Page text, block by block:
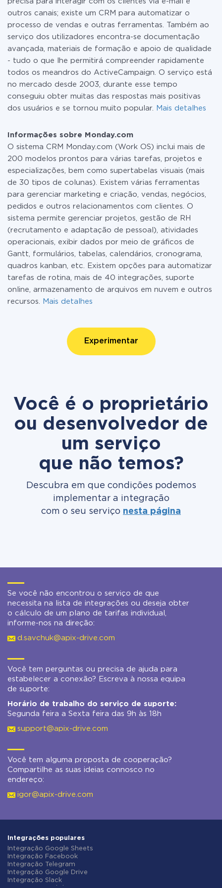
outros canais; existe um CRM para automatizar o
processo de vendas e outras ferramentas. Também ao
serviço dos utilizadores encontra-se documentação
avançada, materiais de formação e apoio de qualidade
- tudo o que lhe permitirá compreender rapidamente
todos os meandros do ActiveCampaign. O serviço está
no mercado desde 2003, durante esse tempo
conseguiu obter muitas das respostas mais positivas
dos usuários e se tornou muito popular.
Mais detalhes
Informações sobre Monday.com
O sistema CRM Monday.com (Work OS) inclui mais de
200 modelos prontos para várias tarefas, projetos e
especializações, bem como supertabelas visuais (mais
de 30 tipos de colunas). Existem várias ferramentas
para gerenciar marketing e criação, vendas, negócios,
pedidos e outros relacionamentos com clientes. O
sistema permite gerenciar projetos, gestão de RH
(recrutamento e adaptação de pessoal), atividades
operacionais, exibir dados por meio de gráficos de
Gantt, formulários, tabelas, calendários, cronograma,
quadros kanban, etc. Existem opções para automatizar
tarefas de rotina, mais de 40 integrações, suporte
online, armazenamento de arquivos em nuvem e outros
recursos.
Mais detalhes
Experimentar
Você é o proprietário
ou desenvolvedor de
um serviço
que não temos?
Descubra em que condições podemos
implementar a integração
com o seu serviço nesta página
Se você não encontrou o serviço de que
necessita na lista de integrações ou deseja obter
o cálculo de um plano de tarifas individual,
informe-nos na direção:
d.savchuk@apix-drive.com
Você tem perguntas ou precisa de ajuda para
estabelecer a conexão? Escreva à nossa equipa
de suporte:
Horário de trabalho do serviço de suporte:
Segunda feira a Sexta feira das 9h às 18h
support@apix-drive.com
Você tem alguma proposta de cooperação?
Compartilhe as suas ideias connosco no
endereço:
igor@apix-drive.com
Integrações populares
Integração Google Sheets
Integração Facebook
Integração Telegram
Integração Google Drive
Integração Slack